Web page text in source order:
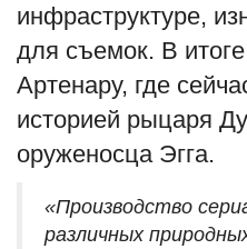
инфраструктуре,
для съемок. В
Артенару, где
историей рыцаря
оруженосца Эгга.
«Производство
различных